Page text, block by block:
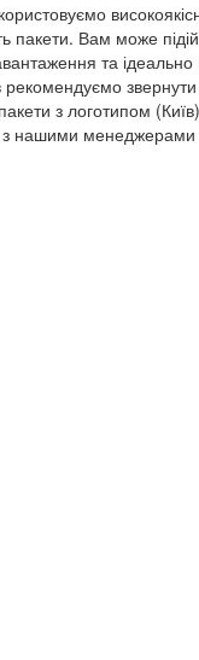
пакети. Вам може
та
рекомендуємо
з логотипом
нашими менеджерами